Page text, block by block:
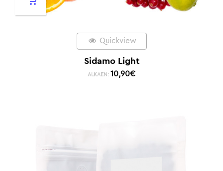
Quickview
Sidamo Light
ALKAEN: 10,90€